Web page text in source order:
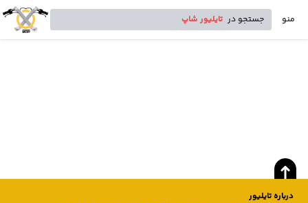
منو جستجو در تایلیور شاپ
درباره تایلیور